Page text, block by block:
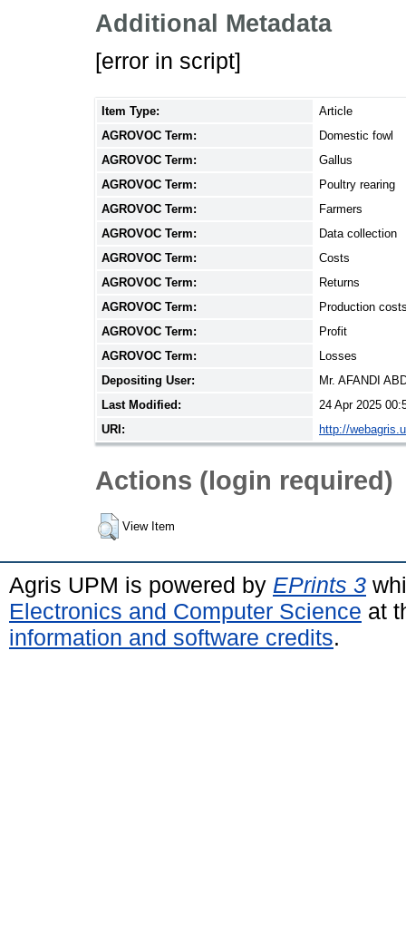
Additional Metadata
[error in script]
Item Type:
Article
AGROVOC Term:
Domestic fowl
AGROVOC Term:
Gallus
AGROVOC Term:
Poultry rearing
AGROVOC Term:
Farmers
AGROVOC Term:
Data collection
AGROVOC Term:
Costs
AGROVOC Term:
Returns
AGROVOC Term:
Production
AGROVOC Term:
Profit
AGROVOC Term:
Losses
Depositing User:
Mr. AFANDI
Last Modified:
24 Apr 2025
URI:
http://
Actions (login required)
View Item
Agris UPM is powered by EPrints 3
Electronics and Computer Science at
information and software credits.